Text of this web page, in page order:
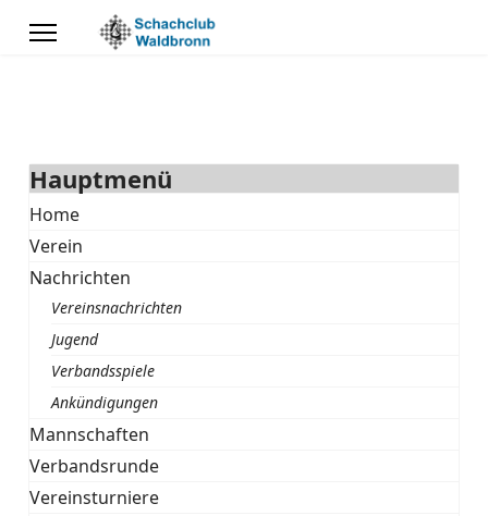
Hauptmenü
Home
Verein
Nachrichten
Vereinsnachrichten
Jugend
Verbandsspiele
Ankündigungen
Mannschaften
Verbandsrunde
Vereinsturniere